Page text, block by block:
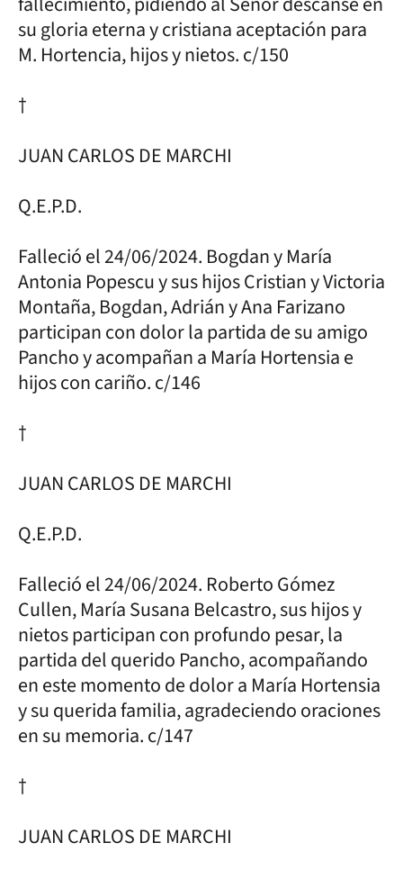
su gloria eterna y cristiana aceptación para
M. Hortencia, hijos y nietos. c/150
†
JUAN CARLOS DE MARCHI
Q.E.P.D.
Falleció el 24/06/2024. Bogdan y María
Antonia Popescu y sus hijos Cristian y Victoria
Montaña, Bogdan, Adrián y Ana Farizano
participan con dolor la partida de su amigo
Pancho y acompañan a María Hortensia e
hijos con cariño. c/146
†
JUAN CARLOS DE MARCHI
Q.E.P.D.
Falleció el 24/06/2024. Roberto Gómez
Cullen, María Susana Belcastro, sus hijos y
nietos participan con profundo pesar, la
partida del querido Pancho, acompañando
en este momento de dolor a María Hortensia
y su querida familia, agradeciendo oraciones
en su memoria. c/147
†
JUAN CARLOS DE MARCHI